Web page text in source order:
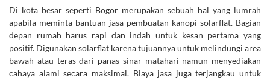
Di kota besar seperti Bogor merupakan sebuah hal yang lumrah
apabila meminta bantuan jasa pembuatan kanopi solarflat. Bagian
depan rumah harus rapi dan indah untuk kesan pertama yang
positif. Digunakan solarflat karena tujuannya untuk melindungi area
bawah atau teras dari panas sinar matahari namun menyediakan
cahaya alami secara maksimal. Biaya jasa juga terjangkau untuk